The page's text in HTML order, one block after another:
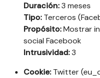
Duración:3 meses
Tipo:Terceros
Propósito:Mostrar
social Facebook
Intrusividad:3
Cookie:Twitter